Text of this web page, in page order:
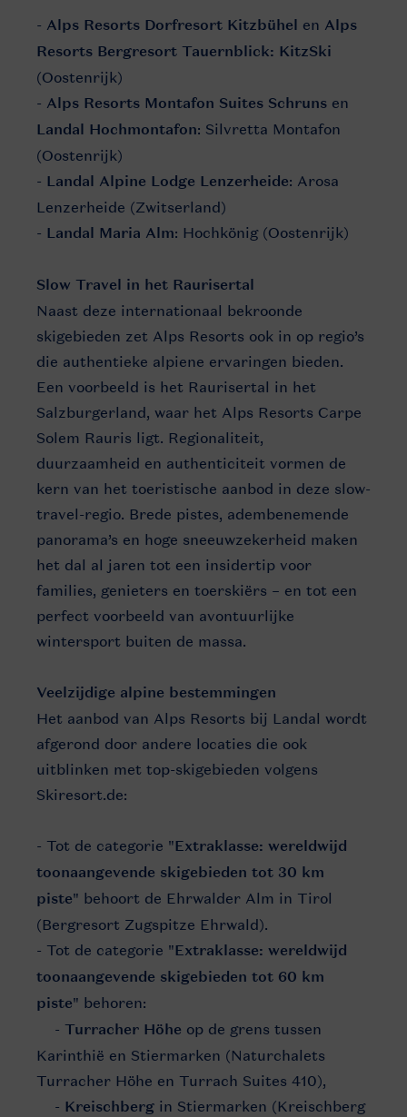
- Alps Resorts Dorfresort Kitzbühel en Alps
Resorts Bergresort Tauernblick: KitzSki
(Oostenrijk)
- Alps Resorts Montafon Suites Schruns en
Landal Hochmontafon: Silvretta Montafon
(Oostenrijk)
- Landal Alpine Lodge Lenzerheide: Arosa
Lenzerheide (Zwitserland)
- Landal Maria Alm: Hochkönig (Oostenrijk)
Slow Travel in het Raurisertal
Naast deze internationaal bekroonde
skigebieden zet Alps Resorts ook in op regio’s
die authentieke alpiene ervaringen bieden.
Een voorbeeld is het Raurisertal in het
Salzburgerland, waar het Alps Resorts Carpe
Solem Rauris ligt. Regionaliteit,
duurzaamheid en authenticiteit vormen de
kern van het toeristische aanbod in deze slow-
travel-regio. Brede pistes, adembenemende
panorama’s en hoge sneeuwzekerheid maken
het dal al jaren tot een insidertip voor
families, genieters en toerskiërs – en tot een
perfect voorbeeld van avontuurlijke
wintersport buiten de massa.
Veelzijdige alpine bestemmingen
Het aanbod van Alps Resorts bij Landal wordt
afgerond door andere locaties die ook
uitblinken met top-skigebieden volgens
Skiresort.de:
- Tot de categorie "Extraklasse: wereldwijd
toonaangevende skigebieden tot 30 km
piste" behoort de Ehrwalder Alm in Tirol
(Bergresort Zugspitze Ehrwald).
- Tot de categorie "Extraklasse: wereldwijd
toonaangevende skigebieden tot 60 km
piste" behoren:
- Turracher Höhe op de grens tussen
Karinthië en Stiermarken (Naturchalets
Turracher Höhe en Turrach Suites 410),
- Kreischberg in Stiermarken (Kreischberg